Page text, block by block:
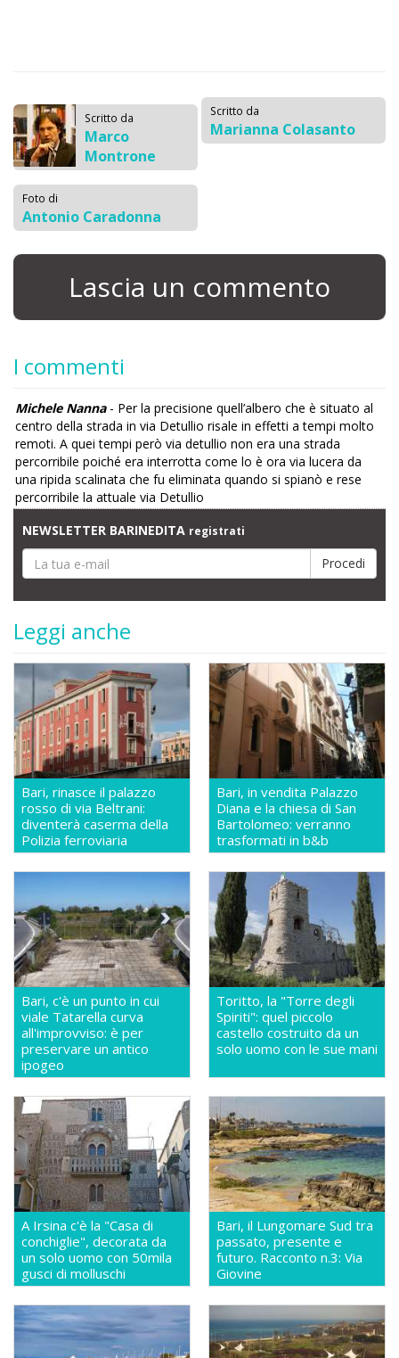
Scritto da
Marco
Montrone
Scritto da
Marianna Colasanto
Foto di
Antonio Caradonna
Lascia un commento
I commenti
Michele Nanna- Per la precisione quell’albero che è situato al
centro della strada in via Detullio risale in effetti a tempi molto
remoti. A quei tempi però via detullio non era una strada
percorribile poiché era interrotta come lo è ora via lucera da
una ripida scalinata che fu eliminata quando si spianò e rese
percorribile la attuale via Detullio
NEWSLETTER BARINEDITA registrati
Leggi anche
Bari, rinasce il palazzo
rosso di via Beltrani:
diventerà caserma della
Polizia ferroviaria
Bari, in vendita Palazzo
Diana e la chiesa di San
Bartolomeo: verranno
trasformati in b&b
Bari, c'è un punto in cui
viale Tatarella curva
all'improvviso: è per
preservare un antico
ipogeo
Toritto, la "Torre degli
Spiriti": quel piccolo
castello costruito da un
solo uomo con le sue mani
A Irsina c'è la "Casa di
conchiglie", decorata da
un solo uomo con 50mila
gusci di molluschi
Bari, il Lungomare Sud tra
passato, presente e
futuro. Racconto n.3: Via
Giovine